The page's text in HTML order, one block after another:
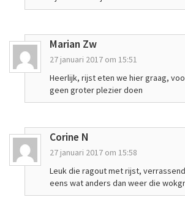
Marian Zw
27 januari 2017 om 15:51
Heerlijk, rijst eten we hier graag,
geen groter plezier doen
Corine N
27 januari 2017 om 15:58
Leuk die ragout met rijst,
eens wat anders dan weer die